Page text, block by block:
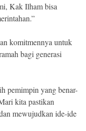
Kak Ilham bisa
komitmennya untuk
bagi generasi
pemimpin yang benar-
kita pastikan
mewujudkan ide-ide